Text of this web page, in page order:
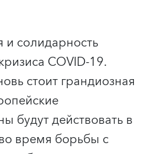
солидарность
COVID-19.
стоит грандиозная
будут действовать в
время борьбы с